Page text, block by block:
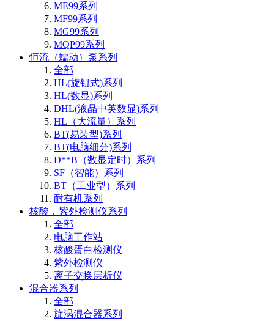
ME99系列
MF99系列
MG99系列
MQP99系列
恒流（蠕动）泵系列
全部
HL(旋钮式)系列
HL(数显)系列
DHL(液晶中英数显)系列
HL（大流量）系列
BT(易装型)系列
BT(电脑细分)系列
D**B（数显定时）系列
SF（智能）系列
BT（工业型）系列
耐有机系列
核酸，紫外检测仪系列
全部
电脑工作站
核酸蛋白检测仪
紫外检测仪
离子交换层析仪
混合器系列
全部
旋涡混合器系列